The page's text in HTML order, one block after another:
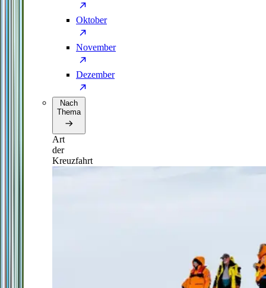
Oktober
November
Dezember
Nach
Thema
Art
der
Kreuzfahrt